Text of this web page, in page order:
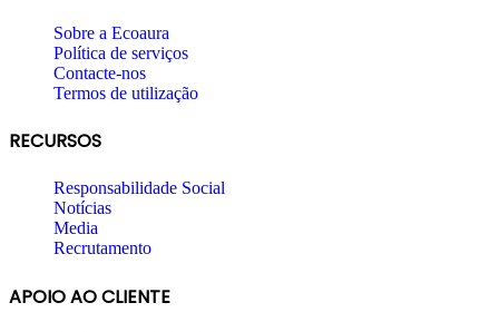
Sobre a Ecoaura
Política de serviços
Contacte-nos
Termos de utilização
RECURSOS
Responsabilidade Social
Notícias
Media
Recrutamento
APOIO AO CLIENTE